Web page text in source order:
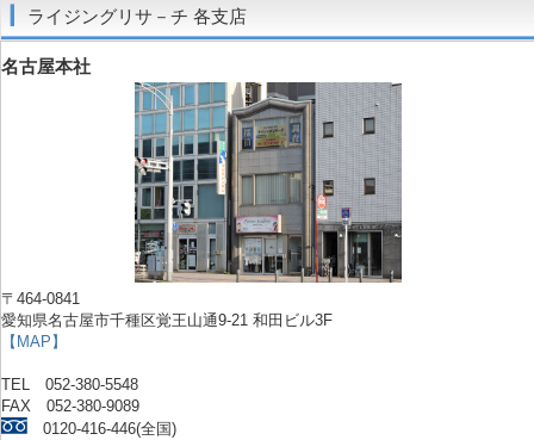
ライジングリサ－チ 各支店
名古屋本社
〒464-0841
愛知県名古屋市千種区覚王山通9-21 和田ビル3F
【MAP】
TEL 052-380-5548
FAX 052-380-9089
0120-416-446(全国)